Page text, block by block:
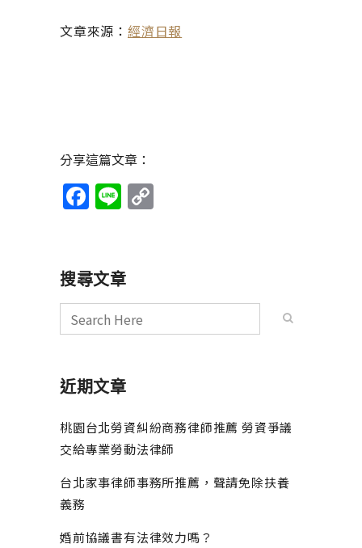
文章來源： 經濟日報
分享這篇文章：
Facebook
Line
搜尋文章
近期文章
桃園台北勞資糾紛商務律師推薦 勞資爭議
交給專業勞動法律師
台北家事律師事務所推薦，聲請免除扶養
義務
婚前協議書有法律效力嗎？